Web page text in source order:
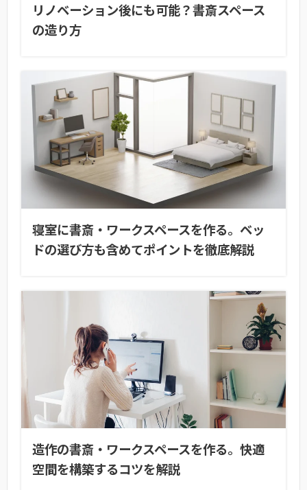
リノベーション後にも可能？書斎スペース
の造り方
寝室に書斎・ワークスペースを作る。ベッ
ドの選び方も含めてポイントを徹底解説
造作の書斎・ワークスペースを作る。快適
空間を構築するコツを解説